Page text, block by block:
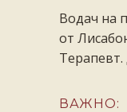
Водач на
от
Терапевт.
ВАЖНО: